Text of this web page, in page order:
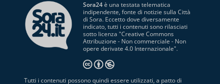
Sora24è una testata telematica
indipendente, fonte di notizie sulla Città
di Sora. Eccetto dove diversamente
indicato, tutti i contenuti sono rilasciati
sotto licenza "Creative Commons
Attribuzione - Non commerciale - Non
opere derivate 4.0 Internazionale".
Tutti i contenuti possono quindi essere utilizzati, a patto di